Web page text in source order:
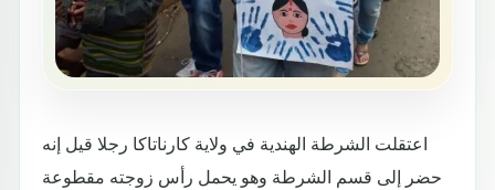
اعتقلت الشرطة الهندية في ولاية كارناتاكا رجلا قيل إنه
حضر إلى قسم الشرطة وهو يحمل رأس زوجته مقطوعة